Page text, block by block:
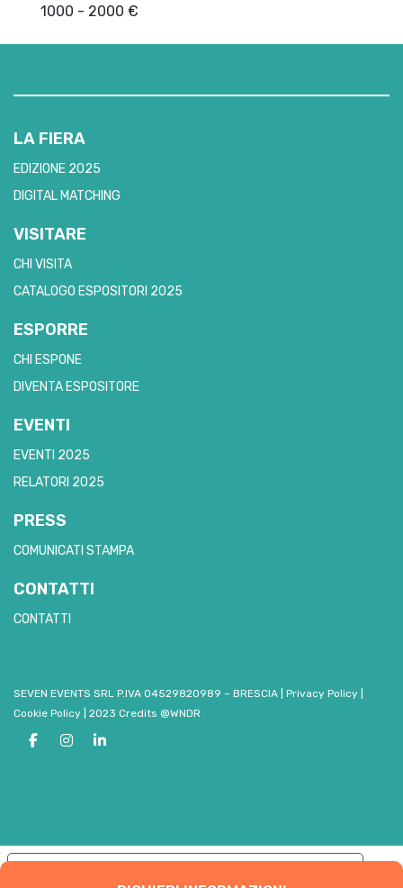
1000 - 2000 €
LA FIERA
EDIZIONE 2025
DIGITAL MATCHING
VISITARE
CHI VISITA
CATALOGO ESPOSITORI 2025
ESPORRE
CHI ESPONE
DIVENTA ESPOSITORE
EVENTI
EVENTI 2025
RELATORI 2025
PRESS
COMUNICATI STAMPA
CONTATTI
CONTATTI
SEVEN EVENTS SRL P.IVA 04529820989 – BRESCIA Privacy Policy
Cookie Policy
2023 Credits @WNDR